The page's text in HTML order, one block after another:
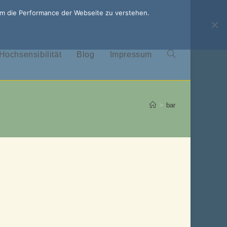
Hochsensibilität Blog Impressum Website-
Suche
umschalten
> bar
die Performance der Webseite zu verstehen.